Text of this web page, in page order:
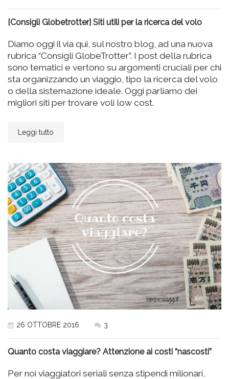
[Consigli Globetrotter] Siti utili per la ricerca del volo
Diamo oggi il via qui, sul nostro blog, ad una nuova
rubrica “Consigli GlobeTrotter”. I post della rubrica
sono tematici e vertono su argomenti cruciali per chi
sta organizzando un viaggio, tipo la ricerca del volo
o della sistemazione ideale. Oggi parliamo dei
migliori siti per trovare voli low cost.
Leggi tutto
26 OTTOBRE 2016 3
Quanto costa viaggiare? Attenzione ai costi “nascosti”
Per noi viaggiatori seriali senza stipendi milionari,